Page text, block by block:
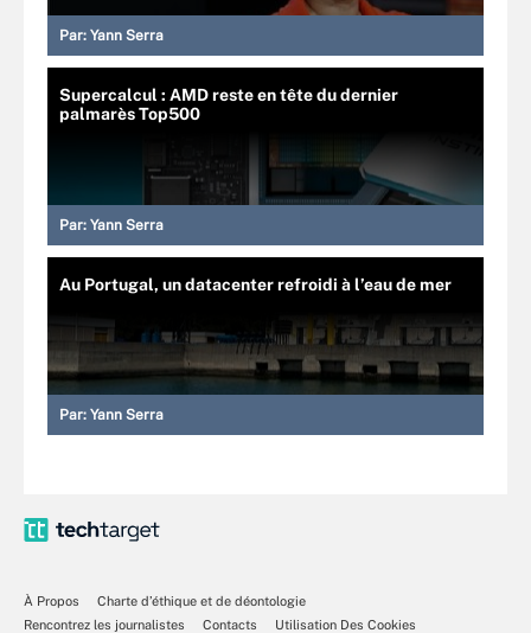
Par: Yann Serra
Supercalcul : AMD reste en tête du dernier
palmarès Top500
Par: Yann Serra
Au Portugal, un datacenter refroidi à l’eau de mer
Par: Yann Serra
À Propos
Charte d’éthique et de déontologie
Rencontrez les journalistes
Contacts
Utilisation Des Cookies